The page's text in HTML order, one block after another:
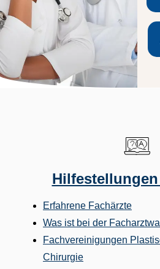
Erfahrene Fachärzte
Was ist bei der
Fachvereinigungen
Chirurgie